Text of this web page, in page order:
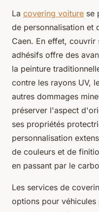
La covering voiture se
de personnalisation et
Caen. En effet,
adhésifs offre des
la peinture
contre les rayons UV,
autres dommages
préserver l'aspect
ses propriétés
personnalisation
de couleurs et de
en passant par le
Les services de
options pour